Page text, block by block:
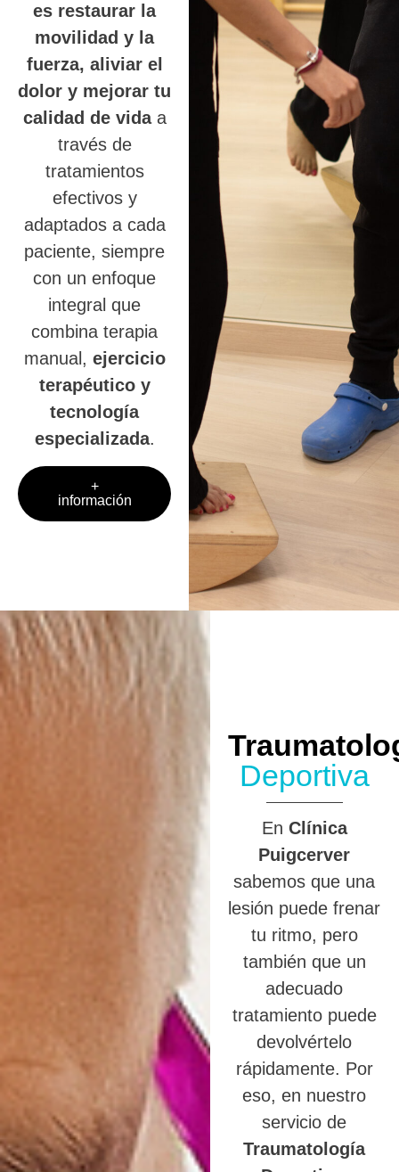
es restaurar la
movilidad y la
fuerza, aliviar el
dolor y mejorar tu
calidad de vidaa
través de
tratamientos
efectivos y
adaptados a cada
paciente, siempre
con un enfoque
integral que
combina terapia
manual, ejercicio
terapéutico y
tecnología
especializada.
+
información
Deportiva
En Clínica
Puigcerver
sabemos que una
lesión puede frenar
tu ritmo, pero
también que un
adecuado
tratamiento puede
devolvértelo
rápidamente. Por
eso, en nuestro
servicio de
Traumatología